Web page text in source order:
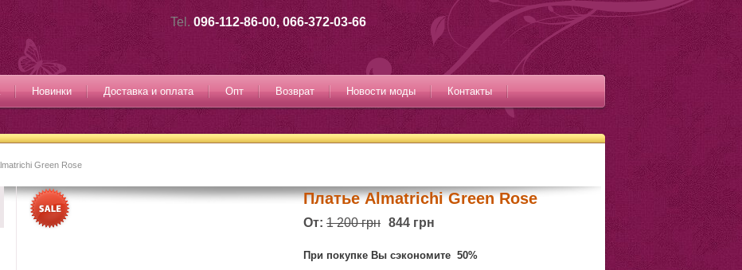
Tel. 096-112-86-00, 066-372-03-66
Новинки Доставка и оплата Опт Возврат Новости моды Контакты
Green Rose
Платье Almatrichi Green Rose
От: 1 200 грн 844 грн
При покупке Вы сэкономите 50%